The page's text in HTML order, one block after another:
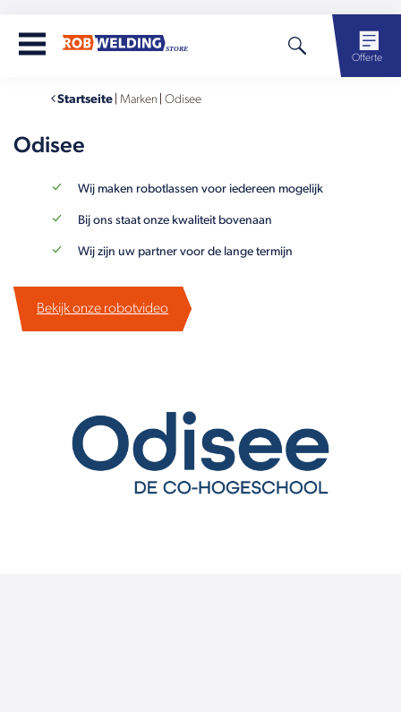
Offerte
Startseite Marken Odisee
Odisee
Wij maken robotlassen voor iedereen mogelijk
Bij ons staat onze kwaliteit bovenaan
Wij zijn uw partner voor de lange termijn
Bekijk onze robotvideo